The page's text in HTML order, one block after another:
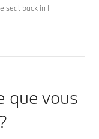
seat back in l
que vous